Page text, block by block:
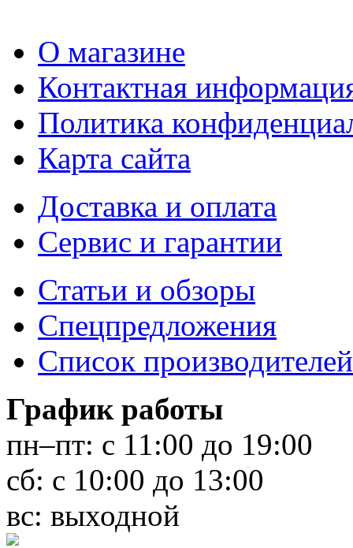
О магазине
Контактная
Политика
Карта сайта
Доставка и оплата
Сервис и гарантии
Статьи и обзоры
Спецпредложения
Список производителей
График работы
пн–пт: с 11:00 до 19:00
сб: с 10:00 до 13:00
вс: выходной